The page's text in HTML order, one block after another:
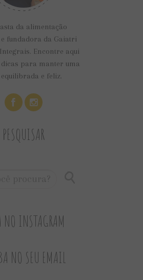
da alimentação
e fundadora da Gaiatri
Encontre aqui
dicas para manter uma
e feliz.
PESQUISAR
INSTAGRAM
NO SEU EMAIL